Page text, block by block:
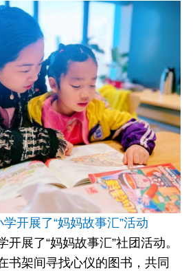
开展了“妈妈故事汇”活动
开展了“妈妈故事汇”社团活动。
书架间寻找心仪的图书，共同